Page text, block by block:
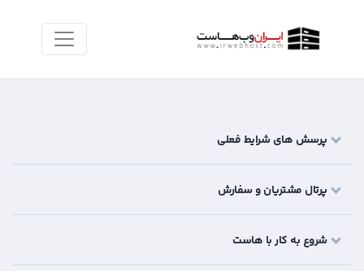
پرسش های شرایط فعلی
پرتال مشتریان و سفارش
شروع به کار با هاست